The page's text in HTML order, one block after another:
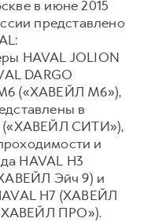
в июне 2015
представлено
HAVAL JOLION
DARGO
(«ХАВЕЙЛ M6»),
в
(«ХАВЕЙЛ СИТИ»),
и
HAVAL H3
Эйч 9) и
H7 (ХАВЕЙЛ
ПРО»).